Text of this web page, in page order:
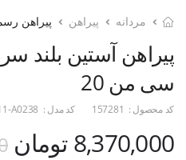
مردانه پیراهن پیراهن
پیراهن آستین بلند
سی من 20
کد محصول : 157281 کد مدل : A0238
8,370,000 تومان